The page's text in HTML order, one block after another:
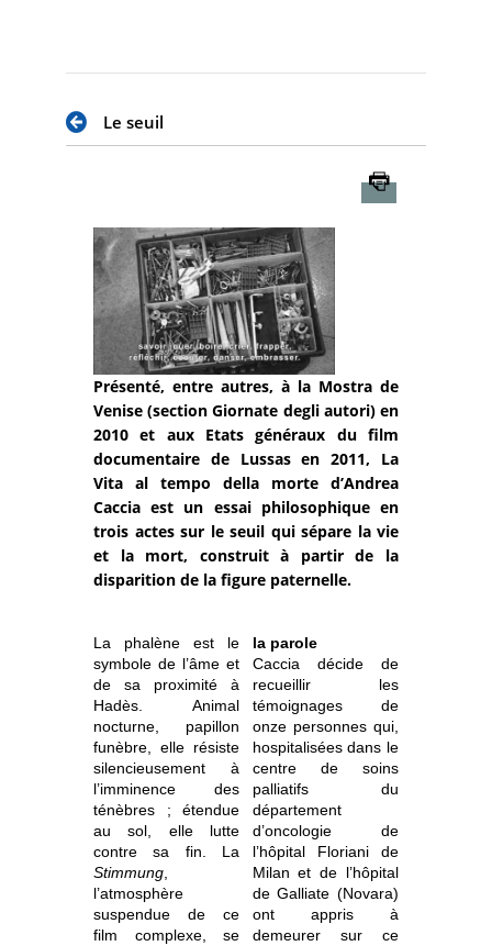
Le seuil
Présenté, entre autres, à la Mostra de
Venise (section Giornate degli autori) en
2010 et aux Etats généraux du film
documentaire de Lussas en 2011, La
Vita al tempo della morte d’Andrea
Caccia est un essai philosophique en
trois actes sur le seuil qui sépare la vie
et la mort, construit à partir de la
disparition de la figure paternelle.
La phalène est le
symbole de l’âme et
de sa proximité à
Hadès. Animal
nocturne, papillon
funèbre, elle résiste
silencieusement à
l’imminence des
ténèbres ; étendue
au sol, elle lutte
contre sa fin. La
Stimmung,
l’atmosphère
suspendue de ce
film complexe, se
la parole
Caccia décide de
recueillir les
témoignages de
onze personnes qui,
hospitalisées dans le
centre de soins
palliatifs du
département
d’oncologie de
l’hôpital
Floriani de
Milan et de l’hôpital
de Galliate (Novara)
ont appris à
demeurer sur ce